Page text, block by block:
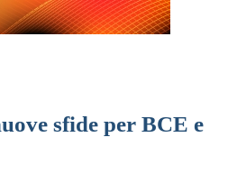
sfide per BCE e